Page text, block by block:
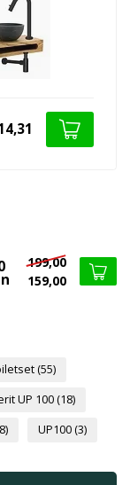
199,00
159,00
(55)
UP 100(18)
UP100(3)